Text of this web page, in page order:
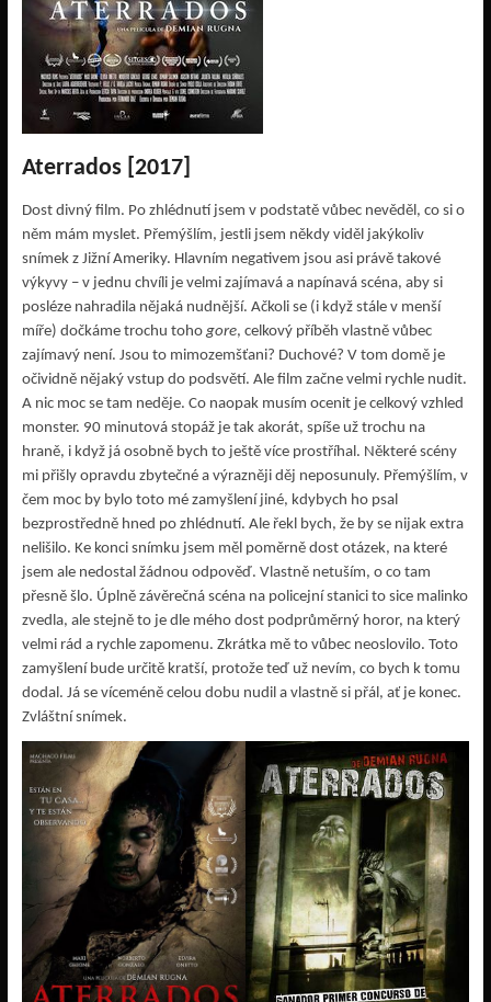
Aterrados [2017]
Dost divný film. Po zhlédnutí jsem v podstatě vůbec nevěděl, co si o
něm mám myslet. Přemýšlím, jestli jsem někdy viděl jakýkoliv
snímek z Jižní Ameriky. Hlavním negativem jsou asi právě takové
výkyvy – v jednu chvíli je velmi zajímavá a napínavá scéna, aby si
posléze nahradila nějaká nudnější. Ačkoli se (i když stále v menší
míře) dočkáme trochu toho gore, celkový příběh vlastně vůbec
zajímavý není. Jsou to mimozemšťani? Duchové? V tom domě je
očividně nějaký vstup do podsvětí. Ale film začne velmi rychle nudit.
A nic moc se tam neděje. Co naopak musím ocenit je celkový vzhled
monster. 90 minutová stopáž je tak akorát, spíše už trochu na
hraně, i když já osobně bych to ještě více prostříhal. Některé scény
mi přišly opravdu zbytečné a výrazněji děj neposunuly. Přemýšlím, v
čem moc by bylo toto mé zamyšlení jiné, kdybych ho psal
bezprostředně hned po zhlédnutí. Ale řekl bych, že by se nijak extra
nelišilo. Ke konci snímku jsem měl poměrně dost otázek, na které
jsem ale nedostal žádnou odpověď. Vlastně netuším, o co tam
přesně šlo. Úplně závěrečná scéna na policejní stanici to sice malinko
zvedla, ale stejně to je dle mého dost podprůměrný horor, na který
velmi rád a rychle zapomenu. Zkrátka mě to vůbec neoslovilo. Toto
zamyšlení bude určitě kratší, protože teď už nevím, co bych k tomu
dodal. Já se víceméně celou dobu nudil a vlastně si přál, ať je konec.
Zvláštní snímek.